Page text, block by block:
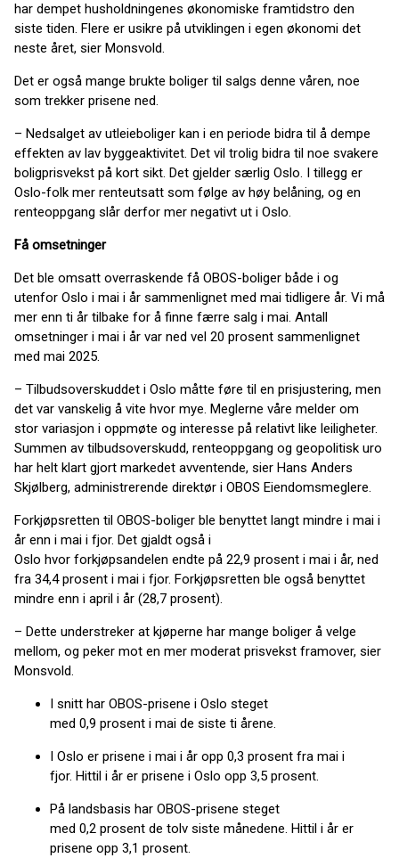
har dempet husholdningenes økonomiske framtidstro den
siste tiden. Flere er usikre på utviklingen i egen økonomi det
neste året, sier Monsvold.
Det er også mange brukte boliger til salgs denne våren, noe
som trekker prisene ned.
– Nedsalget av utleieboliger kan i en periode bidra til å dempe
effekten av lav byggeaktivitet. Det vil trolig bidra til noe svakere
boligprisvekst på kort sikt. Det gjelder særlig Oslo. I tillegg er
Oslo-folk mer renteutsatt som følge av høy belåning, og en
renteoppgang slår derfor mer negativt ut i Oslo.
Få omsetninger
Det ble omsatt overraskende få OBOS-boliger både i og
utenfor Oslo i mai i år sammenlignet med mai tidligere år. Vi må
mer enn ti år tilbake for å finne færre salg i mai. Antall
omsetninger i mai i år var ned vel 20 prosent sammenlignet
med mai 2025.
– Tilbudsoverskuddet i Oslo måtte føre til en prisjustering, men
det var vanskelig å vite hvor mye. Meglerne våre melder om
stor variasjon i oppmøte og interesse på relativt like leiligheter.
Summen av tilbudsoverskudd, renteoppgang og geopolitisk uro
har helt klart gjort markedet avventende, sier Hans Anders
Skjølberg, administrerende direktør i OBOS Eiendomsmeglere.
Forkjøpsretten til OBOS-boliger ble benyttet langt mindre i mai i
år enn i mai i fjor. Det gjaldt også i
Oslo hvor forkjøpsandelen endte på 22,9 prosent i mai i år, ned
fra 34,4 prosent i mai i fjor. Forkjøpsretten ble også benyttet
mindre enn i april i år (28,7 prosent).
– Dette understreker at kjøperne har mange boliger å velge
mellom, og peker mot en mer moderat prisvekst framover, sier
Monsvold.
I snitt har OBOS-prisene i Oslo steget
med 0,9 prosent i mai de siste ti årene.
I Oslo er prisene i mai i år opp 0,3 prosent fra mai i
fjor. Hittil i år er prisene i Oslo opp 3,5 prosent.
På landsbasis har OBOS-prisene steget
med 0,2 prosent de tolv siste månedene. Hittil i år er
prisene opp 3,1 prosent.